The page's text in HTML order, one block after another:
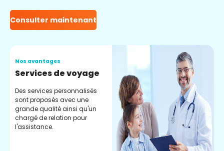
Consulter maintenant
Nos avantages
Services de voyage
Des services personnalisés
sont proposés avec une
grande qualité ainsi qu'un
chargé de relation pour
l'assistance.